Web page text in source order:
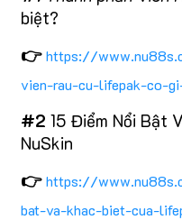
biệt?
👉https://
vien-rau-cu-lifepak-co-
#2 15 Điểm Nổi Bật
NuSkin
👉https://
bat-va-khac-biet-cua-